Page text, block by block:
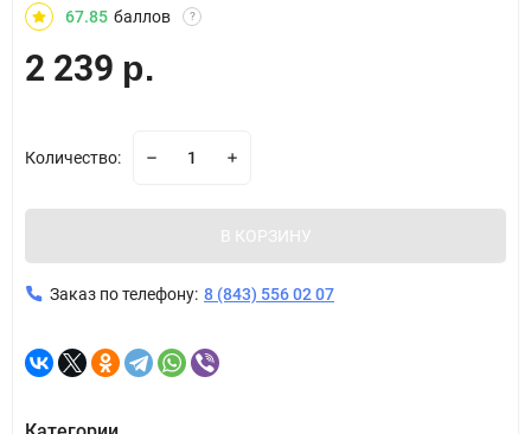
67.85 баллов ?
2 239 р.
Количество:
В КОРЗИНУ
Заказ по телефону: 8 (843) 556 02 07